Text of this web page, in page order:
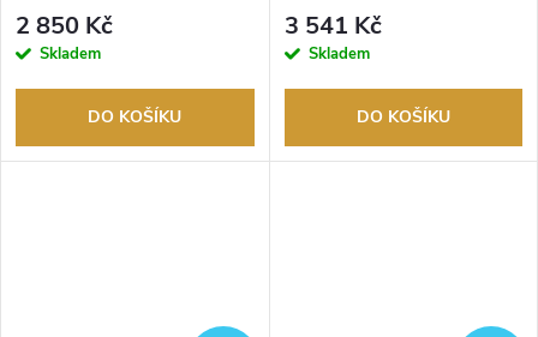
Autorizovaný prodejce.
2 850 Kč
Skladem
DO KOŠÍKU
Autorizovaný prodejce.
3 541 Kč
Skladem
DO KOŠÍKU